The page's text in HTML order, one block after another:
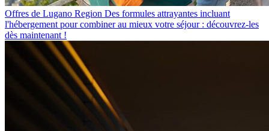
Offres de Lugano Region Des formules attrayantes incluant
l'hébergement pour combiner au mieux votre séjour : découvrez-les
dès maintenant !